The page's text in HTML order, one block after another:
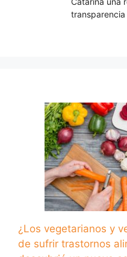
¿Los vegetarianos y
de sufrir trastornos